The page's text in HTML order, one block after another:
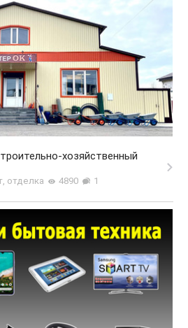
хозяйственный
отделка 4890 1